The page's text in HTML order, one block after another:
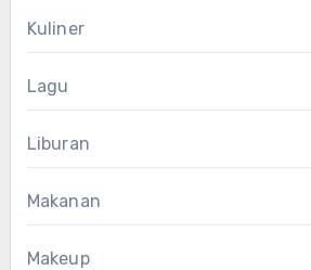
Kuliner
Lagu
Liburan
Makanan
Makeup